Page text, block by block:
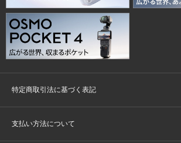
特定商取引法に基づく表記
支払い方法について